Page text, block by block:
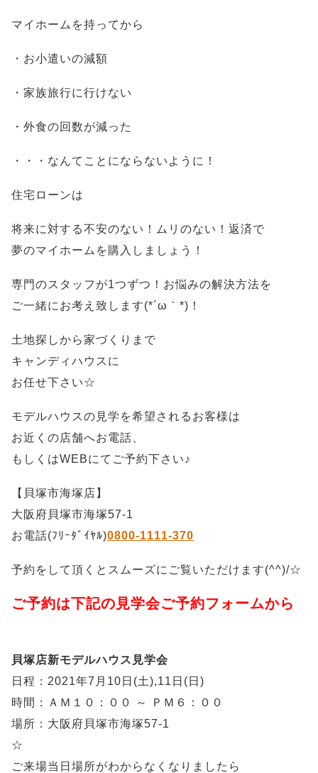
マイホームを持ってから
・お小遣いの減額
・家族旅行に行けない
・外食の回数が減った
・・・なんてことにならないように！
住宅ローンは
将来に対する不安のない！ムリのない！返済で
夢のマイホームを購入しましょう！
専門のスタッフが1つずつ！お悩みの解決方法を
ご一緒にお考え致します(*´ω｀*)！
土地探しから家づくりまで
キャンディハウスに
お任せ下さい☆
モデルハウスの見学を希望されるお客様は
お近くの店舗へお電話、
もしくはWEBにてご予約下さい♪
【貝塚市海塚店】
大阪府貝塚市海塚57-1
お電話(ﾌﾘｰﾀﾞｲﾔﾙ)0800-1111-370
予約をして頂くとスムーズにご覧いただけます(^^)/☆
ご予約は下記の見学会ご予約フォームから
貝塚店新モデルハウス見学会
日程：2021年7月10日(土),11日(日)
時間：ＡＭ１０：００ ～ ＰＭ６：００
場所：大阪府貝塚市海塚57-1
☆
ご来場当日場所がわからなくなりましたら